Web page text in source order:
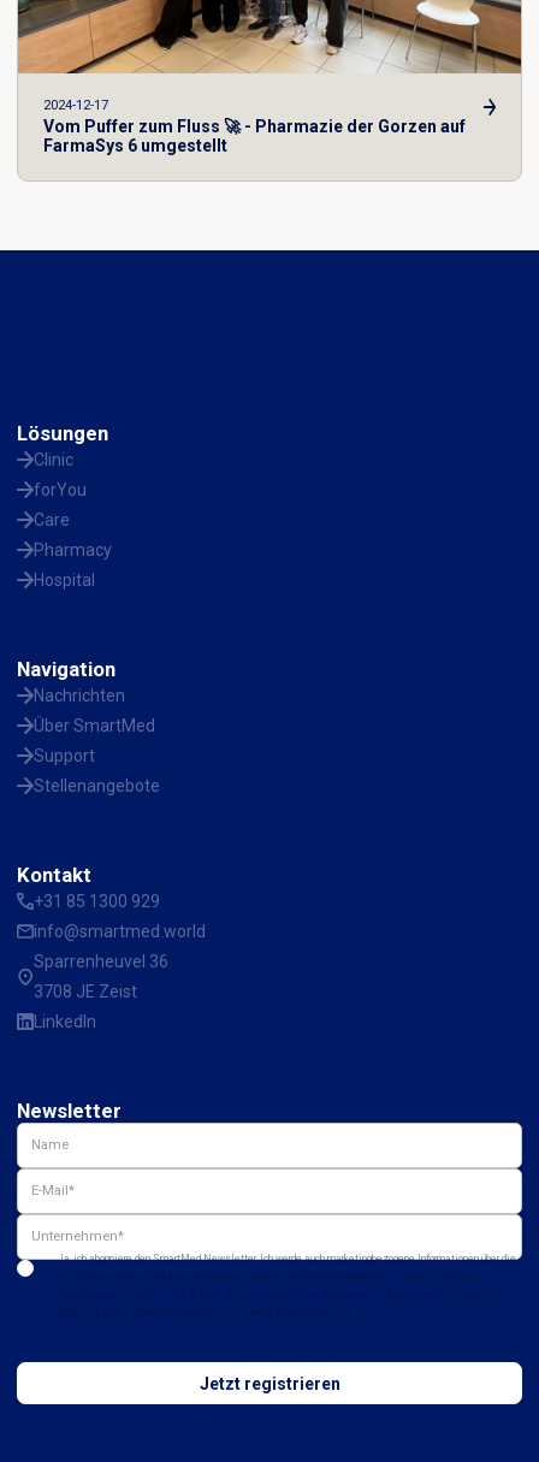
2024-12-17
Vom Puffer zum Fluss 🚀 - Pharmazie der Gorzen auf
FarmaSys 6 umgestellt
Lösungen
Clinic
forYou
Care
Pharmacy
Hospital
Navigation
Nachrichten
Über SmartMed
Support
Stellenangebote
Kontakt
+31 85 1300 929
info@smartmed.world
Sparrenheuvel 36
3708 JE Zeist
LinkedIn
Newsletter
Ja, ich abonniere den SmartMed Newsletter. Ich werde auch marketingbezogene Informationen über die